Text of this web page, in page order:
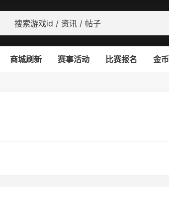
商城刷新 赛事活动 比赛报名 金